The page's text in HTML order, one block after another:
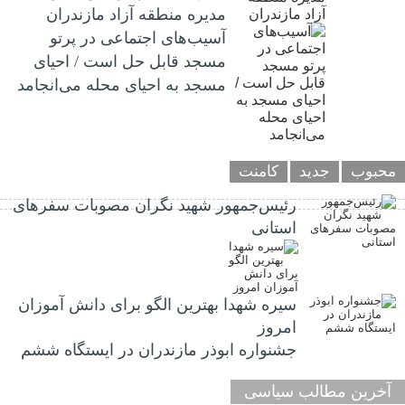
مدیره منطقه آزاد مازندران
آسیب‌های اجتماعی در پرتو
مسجد قابل حل است / احیای
مسجد به احیای محله می‌انجامد
محبوب جدید کامنت
رئیس‌جمهور شهید نگران مصوبات سفرهای
استانی
سیره شهدا بهترین الگو برای دانش آموزان
امروز
جشنواره ابوذر مازندران در ایستگاه ششم
آخرین مطالب سیاسی